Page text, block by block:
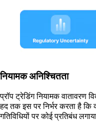
नियामक अनिश्चितता
प्रॉप ट्रेडिंग नियामक वातावरण
हद तक इस पर निर्भर करता है कि
गतिविधियों पर कोई प्रतिबंध